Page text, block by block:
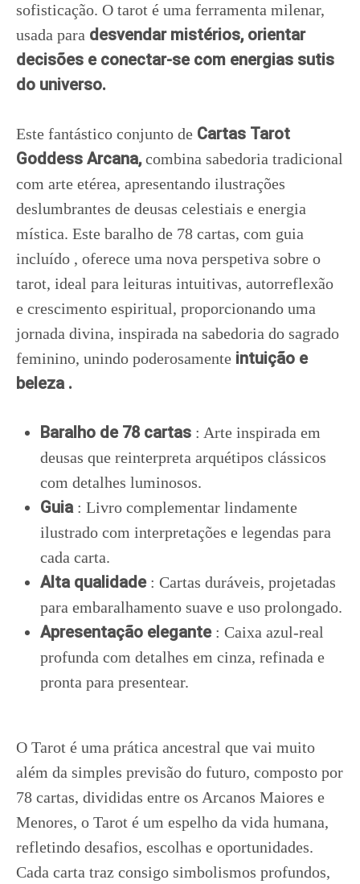
sofisticação. O tarot é uma ferramenta milenar,
usada para desvendar mistérios, orientar
decisões e conectar-se com energias sutis
do universo.
Este fantástico conjunto de Cartas Tarot
Goddess Arcana,combina sabedoria tradicional
com arte etérea, apresentando ilustrações
deslumbrantes de deusas celestiais e energia
mística. Este baralho de 78 cartas, com guia
incluído , oferece uma nova perspetiva sobre o
tarot, ideal para leituras intuitivas, autorreflexão
e crescimento espiritual, proporcionando uma
jornada divina, inspirada na sabedoria do sagrado
feminino, unindo poderosamente intuição e
beleza .
Baralho de 78 cartas : Arte inspirada em
deusas que reinterpreta arquétipos clássicos
com detalhes luminosos.
Guia : Livro complementar lindamente
ilustrado com interpretações e legendas para
cada carta.
Alta qualidade: Cartas duráveis, projetadas
para embaralhamento suave e uso prolongado.
Apresentação elegante: Caixa azul-real
profunda com detalhes em cinza, refinada e
pronta para presentear.
O Tarot é uma prática ancestral que vai muito
além da simples previsão do futuro, composto por
78 cartas, divididas entre os Arcanos Maiores e
Menores, o Tarot é um espelho da vida humana,
refletindo desafios, escolhas e oportunidades.
Cada carta traz consigo simbolismos profundos,